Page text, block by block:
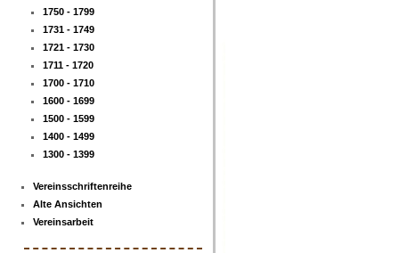
1750 - 1799
1731 - 1749
1721 - 1730
1711 - 1720
1700 - 1710
1600 - 1699
1500 - 1599
1400 - 1499
1300 - 1399
Vereinsschriftenreihe
Alte Ansichten
Vereinsarbeit